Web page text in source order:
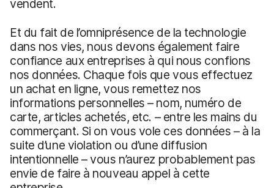
vendent.
Et du fait de l’omniprésence de la technologie
dans nos vies, nous devons également faire
confiance aux entreprises à qui nous confions
nos données. Chaque fois que vous effectuez
un achat en ligne, vous remettez nos
informations personnelles – nom, numéro de
carte, articles achetés, etc. – entre les mains du
commerçant. Si on vous vole ces données – à la
suite d’une violation ou d’une diffusion
intentionnelle – vous n’aurez probablement pas
envie de faire à nouveau appel à cette